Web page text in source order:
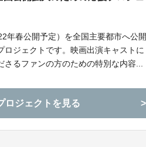
年春公開予定）を全国主要都市へ公開
ジェクトです。映画出演キャストに
るファンの方のための特別な内容...
ロジェクトを見る